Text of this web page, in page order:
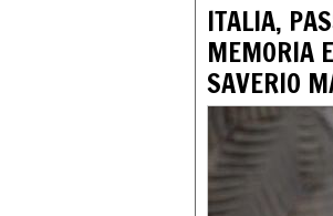
ITALIA,
MEMORIA
SAVERIO